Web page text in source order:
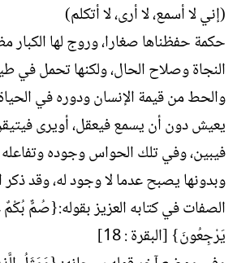
ا
ت
ب
خ
إ
ش
ا
ء
(إني لا أسمع، لا أرى، لا أتكلم)
حكمة حفظناها صغارا، وروج لها الكبار
النجاة وصلاح الحال، ولكنها تحمل في
والحط من قيمة الإنسان ودوره في
يعيش دون أن يسمع فيعقل، أويرى
فيبين، وفي تلك الحواس وجوده
وبدونها يصبح عدما لا وجود له، وقد ذكر
الصفات في كتابه العزيز بقوله:{صُمٌّ
يَرْجِعُونَ} [البقرة : 18]